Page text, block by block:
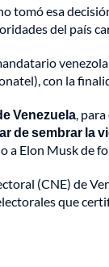
tomó esa
del país
con la
Venezuela,
de sembrar la
a Elon Musk de
(CNE) de
que